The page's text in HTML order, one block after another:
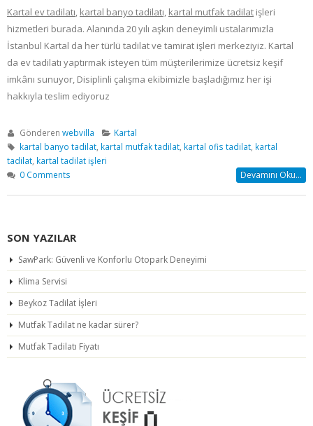
Kartal ev tadilatı, kartal banyo tadilatı, kartal mutfak tadilat işleri
hizmetleri burada. Alanında 20 yılı aşkın deneyimli ustalarımızla
İstanbul Kartal da her türlü tadilat ve tamirat işleri merkeziyiz. Kartal
da ev tadilatı yaptırmak isteyen tüm müşterilerimize ücretsiz keşif
imkânı sunuyor, Disiplinli çalışma ekibimizle başladığımız her işi
hakkıyla teslim ediyoruz
Gönderen webvilla
Kartal
kartal banyo tadilat, kartal mutfak tadilat, kartal ofis tadilat, kartal
tadilat, kartal tadilat işleri
0 Comments
Devamını Oku...
SON YAZILAR
SawPark: Güvenli ve Konforlu Otopark Deneyimi
Klima Servisi
Beykoz Tadilat İşleri
Mutfak Tadilat ne kadar sürer?
Mutfak Tadilatı Fiyatı